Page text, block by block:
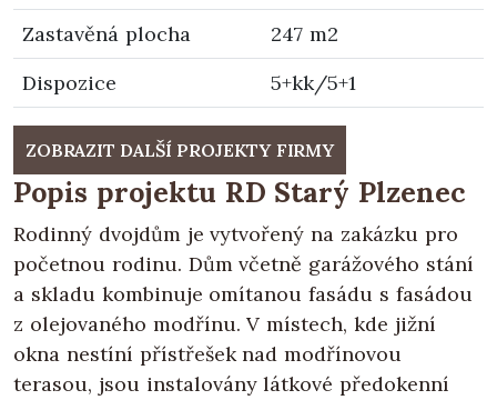
Zastavěná plocha
247 m2
Dispozice
5+kk/5+1
ZOBRAZIT DALŠÍ PROJEKTY FIRMY
Popis projektu RD Starý Plzenec
Rodinný dvojdům je vytvořený na zakázku pro
početnou rodinu. Dům včetně garážového stání
a skladu kombinuje omítanou fasádu s fasádou
z olejovaného modřínu. V místech, kde jižní
okna nestíní přístřešek nad modřínovou
terasou, jsou instalovány látkové předokenní